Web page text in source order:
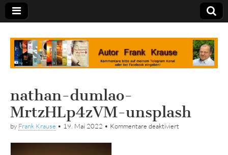
Tagebuch
nathan-dumlao-
MrtzHLp4zVM-unsplash
by Frank Krause • 19. Mai 2022 • Kommentare deaktiviert